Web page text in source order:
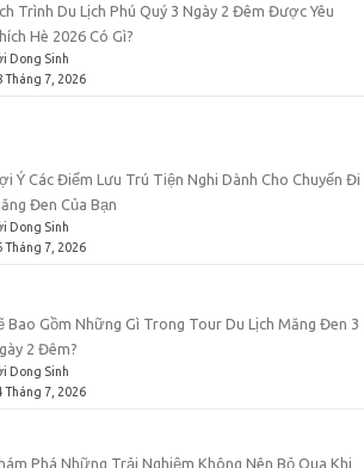
Trình Du Lịch Phú Quý 3 Ngày 2 Đêm Được Yêu
Hè 2026 Có Gì?
Dong Sinh
Tháng 7, 2026
Ý Các Điểm Lưu Trú Tiện Nghi Dành Cho Chuyến Đi
Đen Của Bạn
Dong Sinh
Tháng 7, 2026
Bao Gồm Những Gì Trong Tour Du Lịch Măng Đen 3
2 Đêm?
Dong Sinh
Tháng 7, 2026
Phá Những Trải Nghiệm Không Nên Bỏ Qua Khi